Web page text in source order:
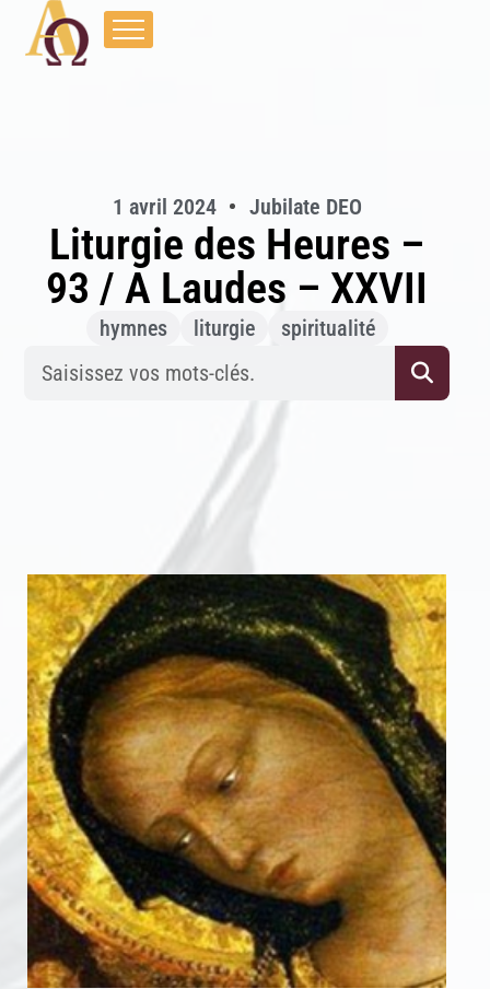
1 avril 2024 Jubilate DEO
Liturgie des Heures –
93 / A Laudes – XXVII
hymnes liturgie spiritualité